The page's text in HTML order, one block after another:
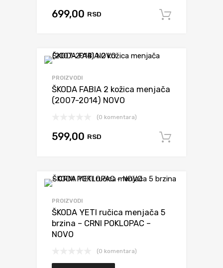
699,00 RSD
PROIZVODI
ŠKODA FABIA 2 kožica menjača
(2007-2014) NOVO
(0 komentara)
599,00 RSD
PROIZVODI
ŠKODA YETI ručica menjača 5
brzina – CRNI POKLOPAC –
NOVO
(0 komentara)